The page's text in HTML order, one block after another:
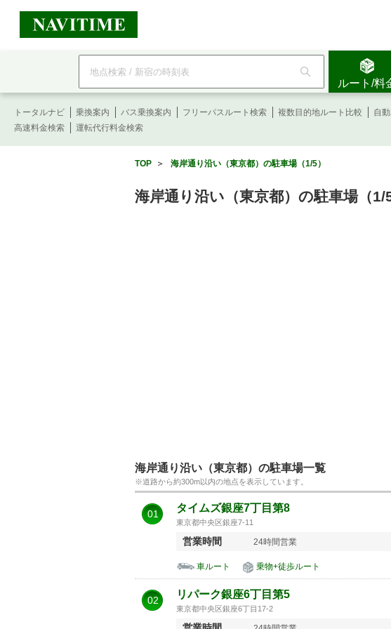
フ
ワ
ド
検
ルート/料
トータルナビ 乗換案内 バス乗換案内 フリーパスルート検索 複数目的地ルート比較 自
高速料金検索
運転代行料金検索
TOP ＞ 海岸通り沿い（東京都）の駐車場（1/5）
海岸通り沿い（東京都）の駐車場（1/5
海岸通り沿い（東京都）の駐車場一覧
※道路から約300m以内の地点を表示しています。
01 タイムズ銀座7丁目第8
東京都中央区銀座7-11
営業時間 24時間営業
車ルート 乗物+徒歩ルート
02 リパーク銀座6丁目第5
東京都中央区銀座6丁目17-2